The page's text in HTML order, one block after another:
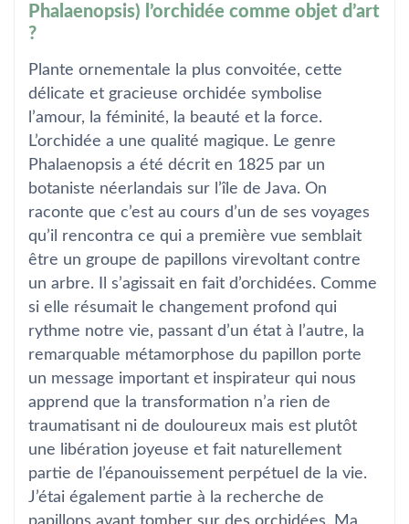
Phalaenopsis) l’orchidée comme objet d’art
?
Plante ornementale la plus convoitée, cette
délicate et gracieuse orchidée symbolise
l’amour, la féminité, la beauté et la force.
L’orchidée a une qualité magique. Le genre
Phalaenopsis a été décrit en 1825 par un
botaniste néerlandais sur l’île de Java. On
raconte que c’est au cours d’un de ses voyages
qu’il rencontra ce qui a première vue semblait
être un groupe de papillons virevoltant contre
un arbre. Il s’agissait en fait d’orchidées. Comme
si elle résumait le changement profond qui
rythme notre vie, passant d’un état à l’autre, la
remarquable métamorphose du papillon porte
un message important et inspirateur qui nous
apprend que la transformation n’a rien de
traumatisant ni de douloureux mais est plutôt
une libération joyeuse et fait naturellement
partie de l’épanouissement perpétuel de la vie.
J’étai également partie à la recherche de